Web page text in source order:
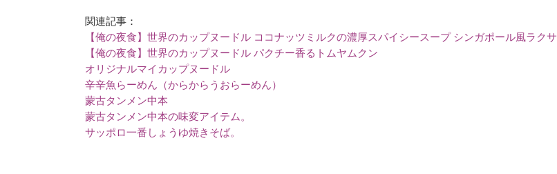
関連記事：
【俺の夜食】世界のカップヌードル ココナッツミルクの濃厚スパイシースープ シンガポール風ラクサ
【俺の夜食】世界のカップヌードル パクチー香るトムヤムクン
オリジナルマイカップヌードル
辛辛魚らーめん（からからうおらーめん）
蒙古タンメン中本
蒙古タンメン中本の味変アイテム。
サッポロ一番しょうゆ焼きそば。